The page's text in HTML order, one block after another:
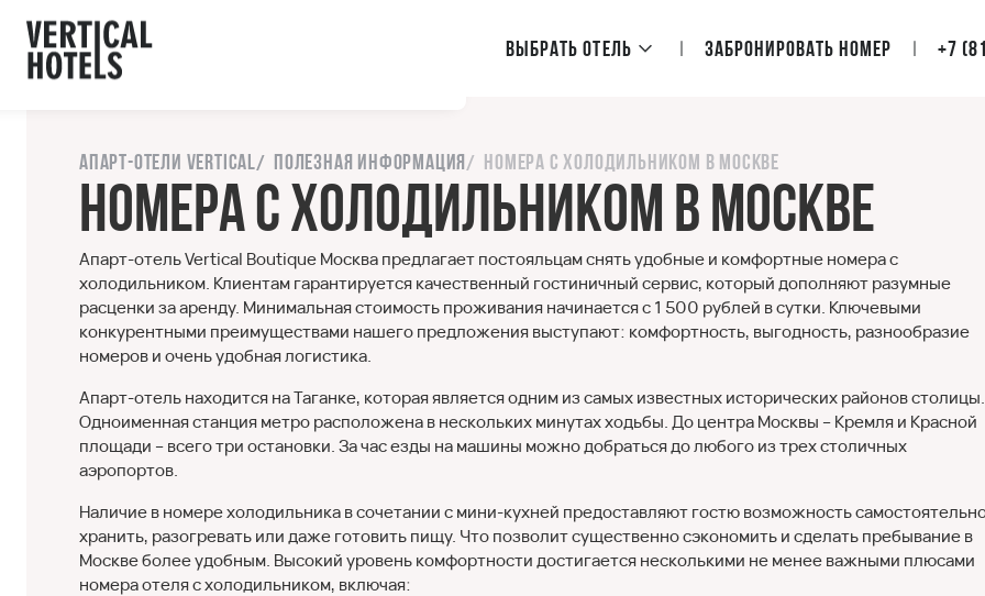
Выбрать отель Забронировать номер +7
Апарт-отели Vertical Полезная информация Номера с холодильником в Москве
Номера с холодильником в Москве
Апарт-отель Vertical Boutique Москва предлагает постояльцам снять удобные и комфортные номера с
холодильником. Клиентам гарантируется качественный гостиничный сервис, который дополняют разумные
расценки за аренду. Минимальная стоимость проживания начинается с 1 500 рублей в сутки. Ключевыми
конкурентными преимуществами нашего предложения выступают: комфортность, выгодность, разнообразие
номеров и очень удобная логистика.
Апарт-отель находится на Таганке, которая является одним из самых известных исторических районов столицы.
Одноименная станция метро расположена в нескольких минутах ходьбы. До центра Москвы – Кремля и Красной
площади – всего три остановки. За час езды на машины можно добраться до любого из трех столичных
аэропортов.
Наличие в номере холодильника в сочетании с мини-кухней предоставляют гостю возможность
хранить, разогревать или даже готовить пищу. Что позволит существенно сэкономить и сделать пребывание в
Москве более удобным. Высокий уровень комфортности достигается несколькими не менее важными плюсами
номера отеля с холодильником, включая:
с сайтом.